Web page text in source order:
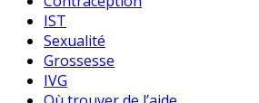
IST
Sexualité
Grossesse
IVG